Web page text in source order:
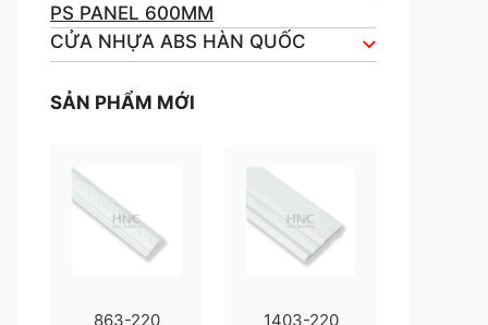
PS PANEL 600MM
CỬA NHỰA ABS HÀN QUỐC
SẢN PHẨM MỚI
863-220 1403-220